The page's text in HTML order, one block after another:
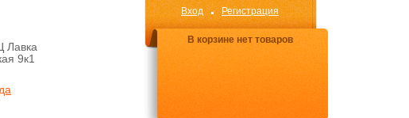
Лавка
9к1
Вход Регистрация
В корзине нет товаров